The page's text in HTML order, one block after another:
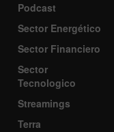
Podcast
Sector Energético
Sector Financiero
Sector
Tecnologico
Streamings
Terra